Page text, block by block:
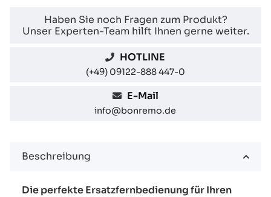
Haben Sie noch Fragen zum Produkt?
Unser Experten-Team hilft Ihnen gerne weiter.
HOTLINE
(+49) 09122-888 447-0
E-Mail
info@bonremo.de
Beschreibung
Die perfekte Ersatzfernbedienung für Ihren